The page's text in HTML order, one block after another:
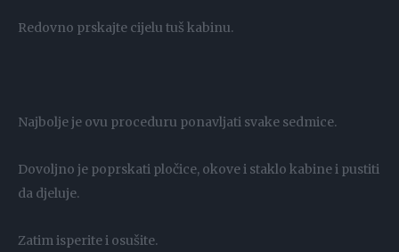
Redovno prskajte cijelu tuš kabinu.
Najbolje je ovu proceduru ponavljati svake sedmice.
Dovoljno je poprskati pločice, okove i staklo kabine i pustiti
da djeluje.
Zatim isperite i osušite.